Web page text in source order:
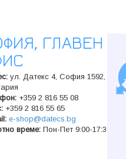
ГЛАВЕН
ул. Датекс 4, София 1592,
+359 2 816 55 08
+359 2 816 55 65
e-shop@datecs.bg
време: Пон-Пет 9:00-17:30